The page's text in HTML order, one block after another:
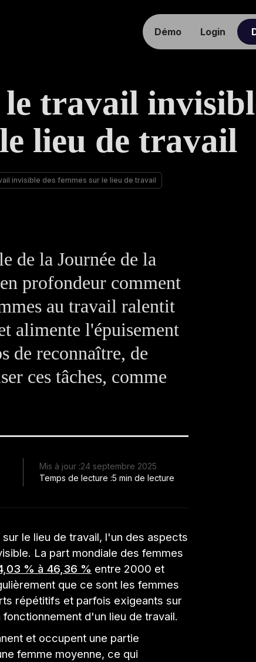
Démo Login
travail
lieu de travail
invisible des femmes sur le lieu de travail
de la Journée de la
profondeur comment
au travail ralentit
alimente l'épuisement
de reconnaître, de
ces tâches, comme
Mis à jour :24 septembre 2025
Temps de lecture :5 min de lecture
le lieu de travail, l'un des aspects
La part mondiale des femmes
% à 46,36 % entre 2000 et
que ce sont les femmes
répétitifs et parfois exigeants sur
d'un lieu de travail.
et occupent une partie
femme moyenne, ce qui